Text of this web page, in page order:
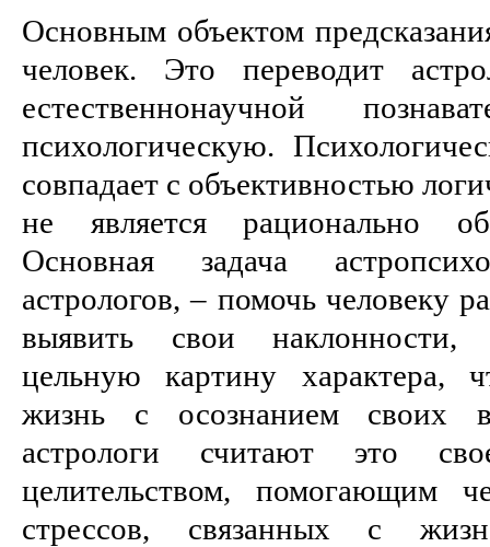
Основным объектом
человек. Это переводит
естественнонаучной
психологическую.
совпадает с объективностью
не является рационально
Основная задача
астрологов, – помочь человеку
выявить свои наклонности,
цельную каpтину хаpактеpа,
жизнь с осознанием своих
астрологи считают это
целительством, помогающим
стpессов, связанных с